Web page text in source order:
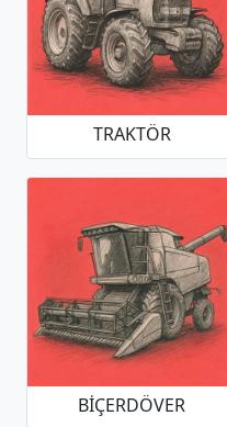
TRAKTÖR
BIÇERDÖVER